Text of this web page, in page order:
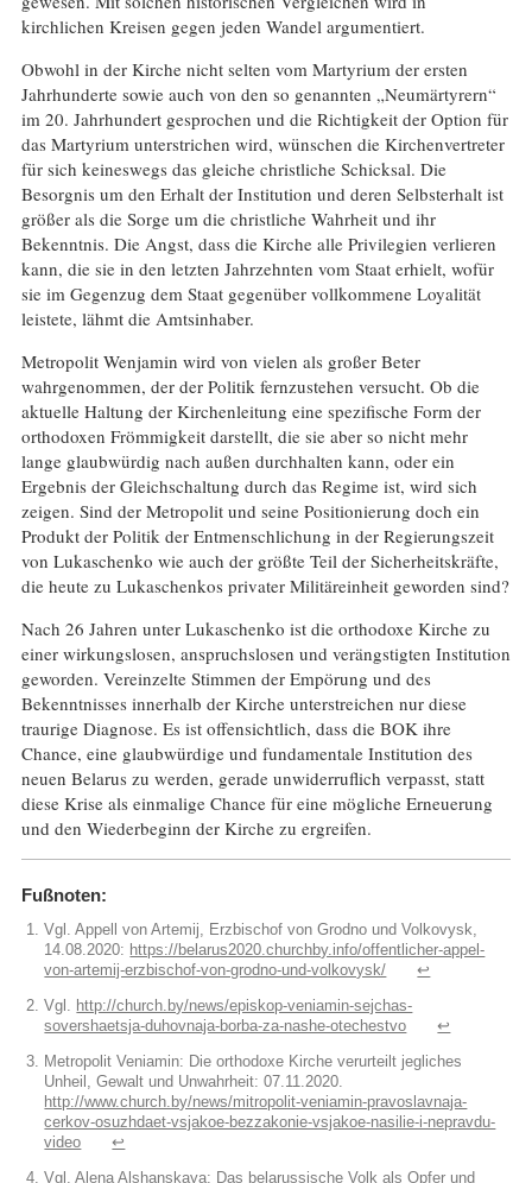
kirchlichen Kreisen gegen jeden Wandel argumentiert.
Obwohl in der Kirche nicht selten vom Martyrium der ersten
Jahrhunderte sowie auch von den so genannten „Neumärtyrern“
im 20. Jahrhundert gesprochen und die Richtigkeit der Option für
das Martyrium unterstrichen wird, wünschen die Kirchenvertreter
für sich keineswegs das gleiche christliche Schicksal. Die
Besorgnis um den Erhalt der Institution und deren Selbsterhalt ist
größer als die Sorge um die christliche Wahrheit und ihr
Bekenntnis. Die Angst, dass die Kirche alle Privilegien verlieren
kann, die sie in den letzten Jahrzehnten vom Staat erhielt, wofür
sie im Gegenzug dem Staat gegenüber vollkommene Loyalität
leistete, lähmt die Amtsinhaber.
Metropolit Wenjamin wird von vielen als großer Beter
wahrgenommen, der der Politik fernzustehen versucht. Ob die
aktuelle Haltung der Kirchenleitung eine spezifische Form der
orthodoxen Frömmigkeit darstellt, die sie aber so nicht mehr
lange glaubwürdig nach außen durchhalten kann, oder ein
Ergebnis der Gleichschaltung durch das Regime ist, wird sich
zeigen. Sind der Metropolit und seine Positionierung doch ein
Produkt der Politik der Entmenschlichung in der Regierungszeit
von Lukaschenko wie auch der größte Teil der Sicherheitskräfte,
die heute zu Lukaschenkos privater Militäreinheit geworden sind?
Nach 26 Jahren unter Lukaschenko ist die orthodoxe Kirche zu
einer wirkungslosen, anspruchslosen und verängstigten Institution
geworden. Vereinzelte Stimmen der Empörung und des
Bekenntnisses innerhalb der Kirche unterstreichen nur diese
traurige Diagnose. Es ist offensichtlich, dass die BOK ihre
Chance, eine glaubwürdige und fundamentale Institution des
neuen Belarus zu werden, gerade unwiderruflich verpasst, statt
diese Krise als einmalige Chance für eine mögliche Erneuerung
und den Wiederbeginn der Kirche zu ergreifen.
Fußnoten:
Vgl. Appell von Artemij, Erzbischof von Grodno und Volkovysk,
14.08.2020: https://belarus2020.churchby.info/offentlicher-appel-
von-artemij-erzbischof-von-grodno-und-volkovysk/
↩︎
Vgl. http://church.by/news/episkop-veniamin-sejchas-
sovershaetsja-duhovnaja-borba-za-nashe-otechestvo
↩︎
Metropolit Veniamin: Die orthodoxe Kirche verurteilt jegliches
Unheil, Gewalt und Unwahrheit: 07.11.2020.
http://www.church.by/news/mitropolit-veniamin-pravoslavnaja-
cerkov-osuzhdaet-vsjakoe-bezzakonie-vsjakoe-nasilie-i-nepravdu-
video
↩︎
Vgl. Alena Alshanskaya: Das belarussische Volk als Opfer und